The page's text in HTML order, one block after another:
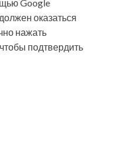
Google
оказаться
нажать
подтвердить